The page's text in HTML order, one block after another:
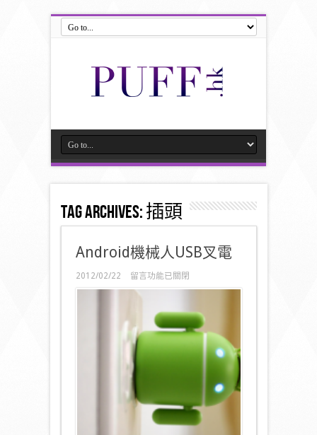
Tag Archives:插頭
Android機械人USB叉電
2012/02/22
在
〈Android
USB
叉
電〉
中
留言功能已關閉